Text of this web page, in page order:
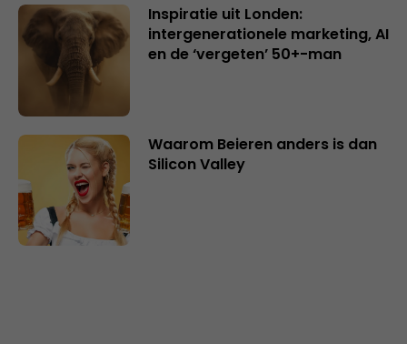
Inspiratie uit Londen:
intergenerationele marketing, AI
en de ‘vergeten’ 50+-man
Waarom Beieren anders is dan
Silicon Valley